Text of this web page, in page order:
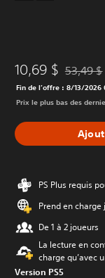
10,69 $ Remise
53,49 $
Fin de l’offre : 8/13/2026
Prix le plus bas des
PS Plus requis
Prend en charge
De 1 à 2 joueurs
La lecture en
charge qu’avec
Version PS5